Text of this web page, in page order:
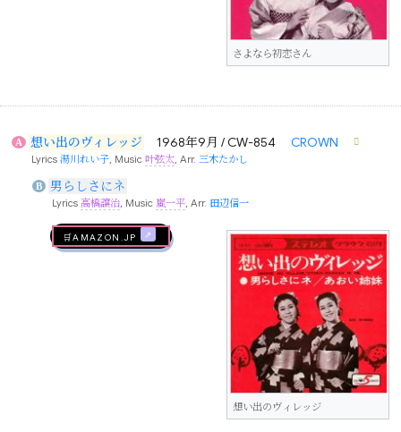
さよなら初恋さん
A 想い出のヴィレッジ 1968年9月 / CW-854 CROWN
Lyrics湯川れい子, Music叶弦太, Arr.三木たかし
B 男らしさにネ
Lyrics 高橋讓治, Music 嵐一平, Arr. 田辺信一
想い出のヴィレッジ
🛒AMAZON.jp